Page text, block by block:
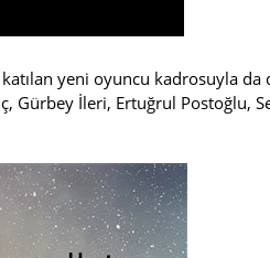
yeni oyuncu kadrosuyla da
Gürbey İleri, Ertuğrul Postoğlu,